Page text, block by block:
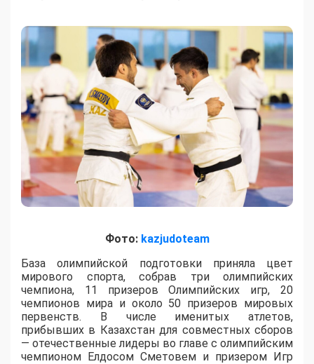
Фото: kazjudoteam
База олимпийской подготовки приняла цвет
мирового спорта, собрав три олимпийских
чемпиона, 11 призеров Олимпийских игр, 20
чемпионов мира и около 50 призеров мировых
первенств. В числе именитых атлетов,
прибывших в Казахстан для совместных сборов
— отечественные лидеры во главе с олимпийским
чемпионом Елдосом Сметовем и призером Игр